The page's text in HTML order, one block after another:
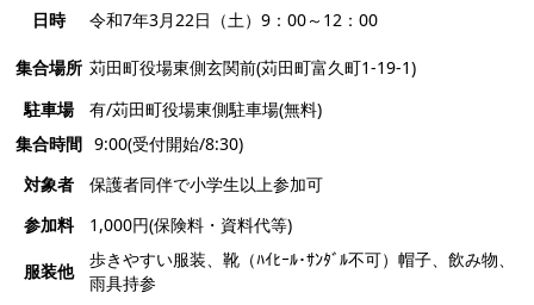
日時
令和7年3月22日（土）9：00～12：00
集合場所 苅田町役場東側玄関前(苅田町富久町1-19-1)
駐車場
有/苅田町役場東側駐車場(無料)
集合時間 9:00(受付開始/8:30)
対象者
保護者同伴で小学生以上参加可
参加料
1,000円(保険料・資料代等)
服装他
歩きやすい服装、靴（ﾊｲﾋｰﾙ･ｻﾝﾀﾞﾙ不可）帽子、飲み物、
雨具持参